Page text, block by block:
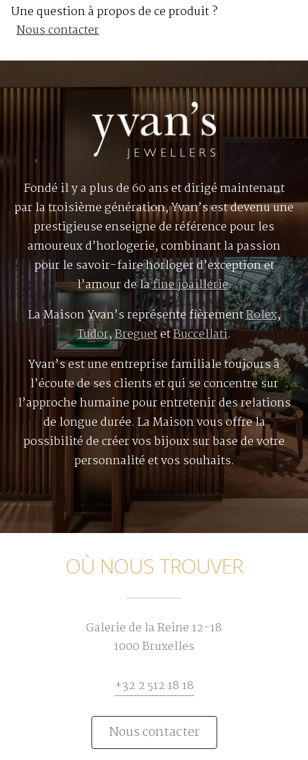
Une question à propos de ce produit ?
Nous contacter
Fondé il y a plus de 60 ans et dirigé maintenant
par la troisième génération, Yvan’s est devenu une
prestigieuse enseigne de référence pour les
amoureux d’horlogerie, combinant la passion
pour le savoir-faire horloger d’exception et
l’amour de lafine joaillerie.
La Maison Yvan’s représente fièrementRolex,
Tudor,BreguetetBuccellati.
Yvan’s est une entreprise familiale toujours à
l’écoute de ses clients et qui se concentre sur
l’approche humaine pour entretenir des relations
de longue durée. La Maison vous offre la
possibilité de créer vos bijoux sur base de votre
personnalité et vos souhaits.
OÙ NOUS TROUVER
Galerie de la Reine 12-18
1000 Bruxelles
+32 2 512 18 18
Nous contacter